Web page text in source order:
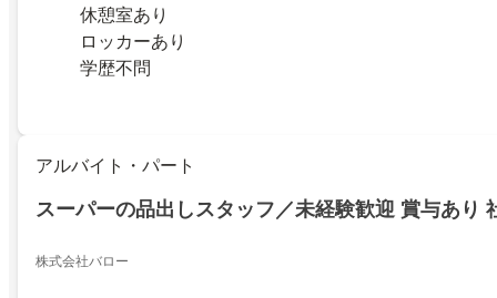
休憩室あり
ロッカーあり
学歴不問
アルバイト・パート
スーパーの品出しスタッフ／未経験歓迎 賞与あり
株式会社バロー